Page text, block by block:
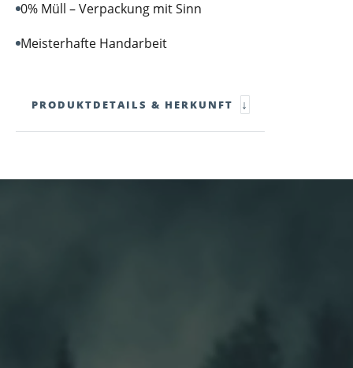
0% Müll – Verpackung mit Sinn
Meisterhafte Handarbeit
PRODUKTDETAILS & HERKUNFT ↓